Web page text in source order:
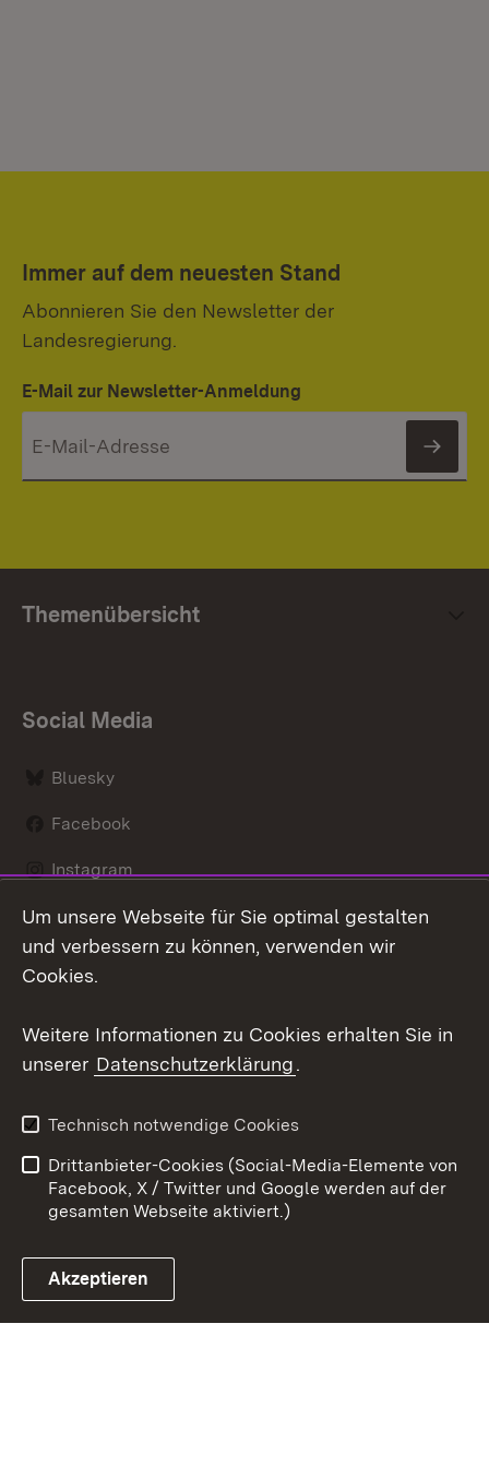
Immer auf dem neuesten Stand
Abonnieren Sie den Newsletter der
Landesregierung.
E-Mail zur Newsletter-Anmeldung
Themenübersicht
Social Media
Bluesky
Facebook
Instagram
LinkedIn
Link zum Landesportal
Datenschutz
Barrierefreiheit
Impressum
Cookies
Um unsere Webseite für Sie optimal gestalten
und verbessern zu können, verwenden wir
Cookies.
Weitere Informationen zu Cookies erhalten Sie in
unserer Datenschutzerklärung.
Technisch notwendige Cookies
Drittanbieter-Cookies (Social-Media-Elemente von
Facebook, X / Twitter und Google werden auf der
gesamten Webseite aktiviert.)
Akzeptieren